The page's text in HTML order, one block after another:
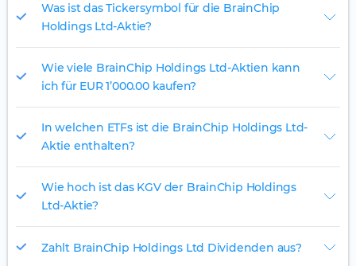
Was ist das Tickersymbol für die BrainChip
Holdings Ltd-Aktie?
Wie viele BrainChip Holdings Ltd-Aktien kann
ich für EUR 1’000.00 kaufen?
In welchen ETFs ist die BrainChip Holdings Ltd-
Aktie enthalten?
Wie hoch ist das KGV der BrainChip Holdings
Ltd-Aktie?
Zahlt BrainChip Holdings Ltd Dividenden aus?